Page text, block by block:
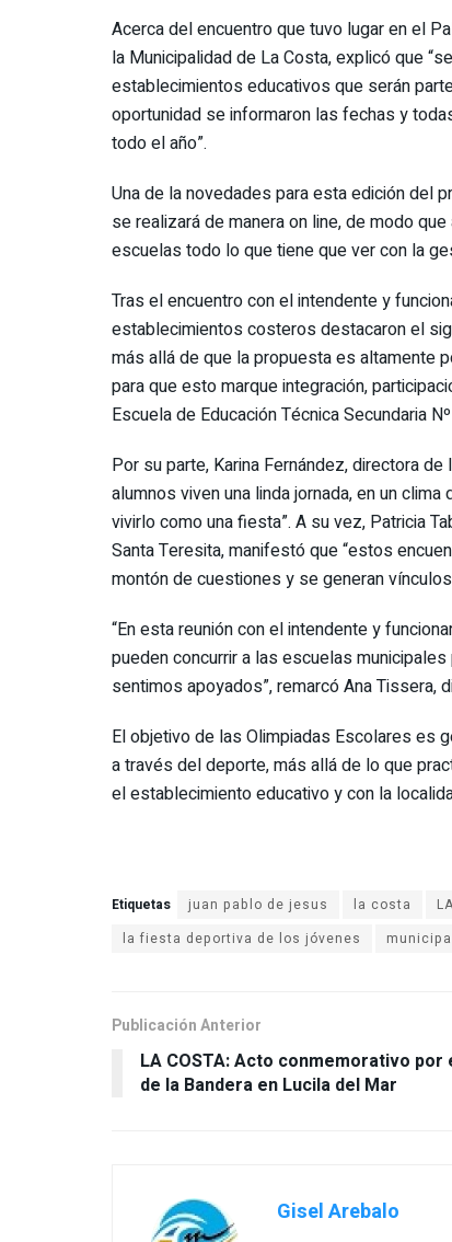
Acerca del encuentro que tuvo lugar en el
la Municipalidad de La Costa, explicó que
establecimientos educativos que serán
oportunidad se informaron las fechas y
todo el año”.
Una de la novedades para esta edición del
se realizará de manera on line, de modo
escuelas todo lo que tiene que ver con la
Tras el encuentro con el intendente y
establecimientos costeros destacaron el
más allá de que la propuesta es altamente
para que esto marque integración,
Escuela de Educación Técnica Secundaria
Por su parte, Karina Fernández, directora
alumnos viven una linda jornada, en un
vivirlo como una fiesta”. A su vez, Patricia
Santa Teresita, manifestó que “estos
montón de cuestiones y se generan
“En esta reunión con el intendente y
pueden concurrir a las escuelas
sentimos apoyados”, remarcó Ana Tissera,
El objetivo de las Olimpiadas Escolares es
a través del deporte, más allá de lo que
el establecimiento educativo y con la
Etiquetas juan pablo de jesus la costa
la fiesta deportiva de los jóvenes
Publicación Anterior
LA COSTA: Acto conmemorativo por
de la Bandera en Lucila del Mar
Gisel Arebalo